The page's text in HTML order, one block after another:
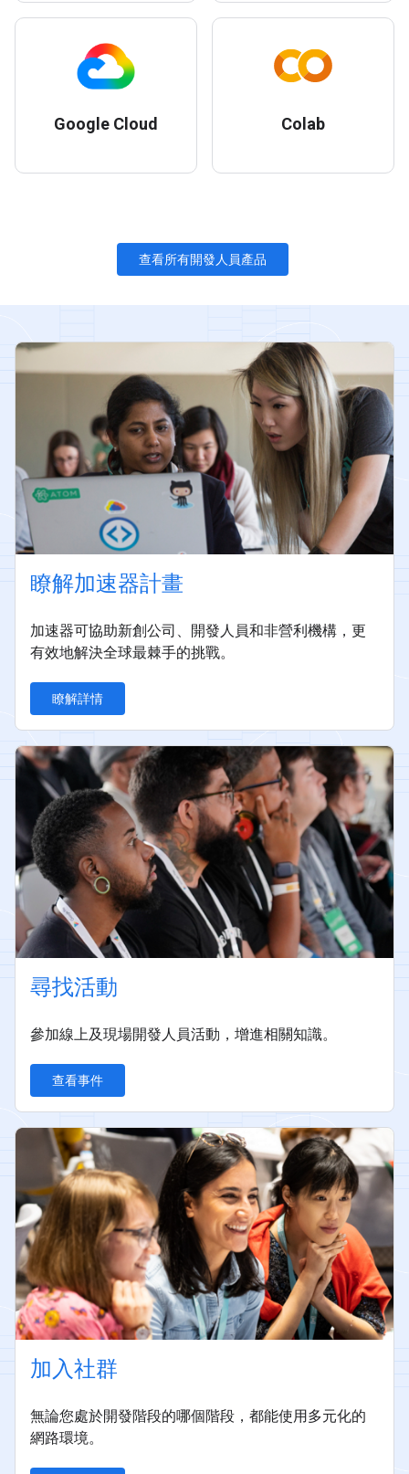
Google Cloud Colab
查看所有開發人員產品
瞭解加速器計畫
加速器可協助新創公司、開發人員和非營利機構，更
有效地解決全球最棘手的挑戰。
瞭解詳情
尋找活動
參加線上及現場開發人員活動，增進相關知識。
查看事件
加入社群
無論您處於開發階段的哪個階段，都能使用多元化的
網路環境。